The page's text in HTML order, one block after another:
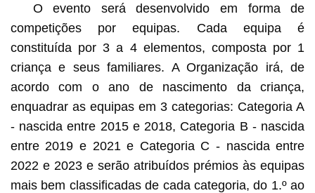
O evento será desenvolvido em forma de
competições por equipas. Cada equipa é
constituída por 3 a 4 elementos, composta por 1
criança e seus familiares. A Organização irá, de
acordo com o ano de nascimento da criança,
enquadrar as equipas em 3 categorias: Categoria A
- nascida entre 2015 e 2018, Categoria B - nascida
entre 2019 e 2021 e Categoria C - nascida entre
2022 e 2023 e serão atribuídos prémios às equipas
mais bem classificadas de cada categoria, do 1.º ao